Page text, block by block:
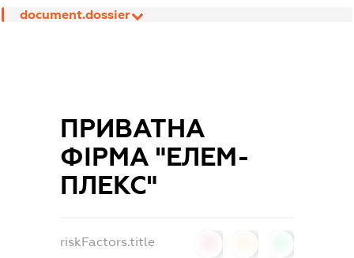
document.dossier
ПРИВАТНА
ФІРМА "ЕЛЕМ-
ПЛЕКС"
riskFactors.title